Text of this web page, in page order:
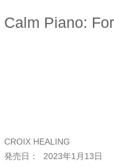
Calm Piano:
CROIX HEALING
2023年1月13日
​発売日：